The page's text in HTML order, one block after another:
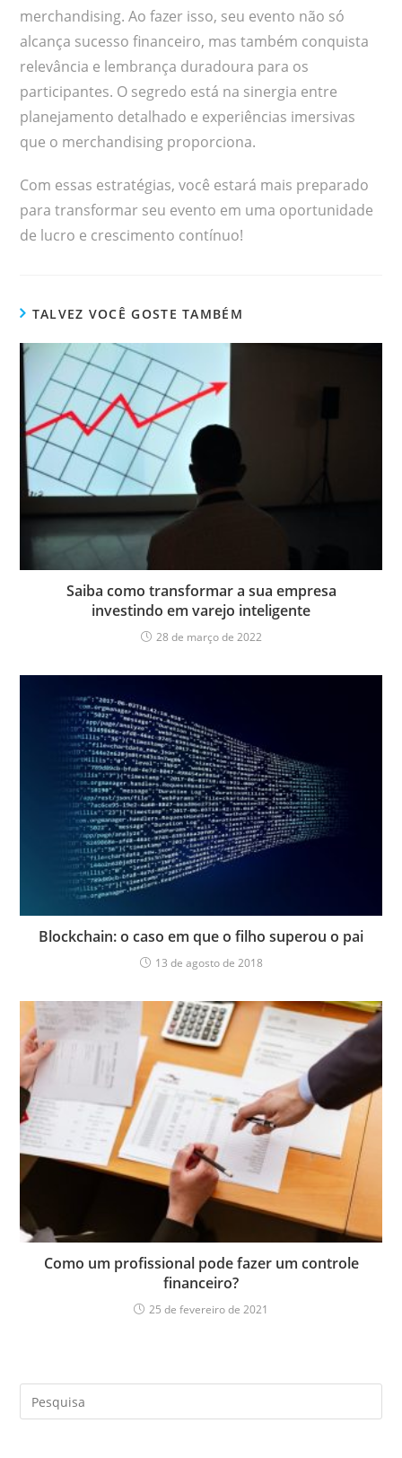
merchandising. Ao fazer isso, seu evento não só
alcança sucesso financeiro, mas também conquista
relevância e lembrança duradoura para os
participantes. O segredo está na sinergia entre
planejamento detalhado e experiências imersivas
que o merchandising proporciona.
Com essas estratégias, você estará mais preparado
para transformar seu evento em uma oportunidade
de lucro e crescimento contínuo!
TALVEZ VOCÊ GOSTE TAMBÉM
Saiba como transformar a sua empresa
investindo em varejo inteligente
28 de março de 2022
Blockchain: o caso em que o filho superou o pai
13 de agosto de 2018
Como um profissional pode fazer um controle
financeiro?
25 de fevereiro de 2021